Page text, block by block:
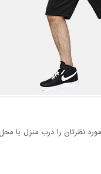
را درب منزل یا محل